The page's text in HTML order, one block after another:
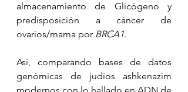
almacenamiento de Glicógeno y
predisposición a cáncer de
ovarios/mama por BRCA1.
Así, comparando bases de datos
genómicas de judíos ashkenazim